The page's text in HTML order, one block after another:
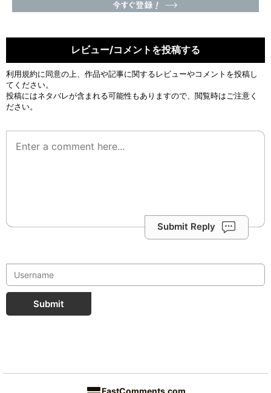
レビュー/コメントを投稿する
利用規約に同意の上、作品や記事に関するレビューやコメントを投稿し
てください。
投稿にはネタバレが含まれる可能性もありますので、閲覧時はご注意く
ださい。
Submit Reply
Submit
FastComments.com